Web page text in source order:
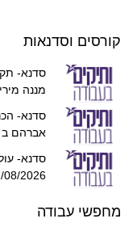
קורסים וסדנאות
סדנא-
מננה מירילאשוילי
אברהם ב 26/08/2026 10:00-
12/08/2026
מחפשי עבודה